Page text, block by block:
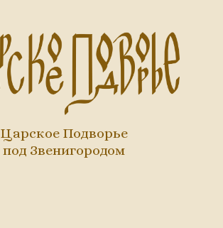
Царское Подворье
под Звенигородом